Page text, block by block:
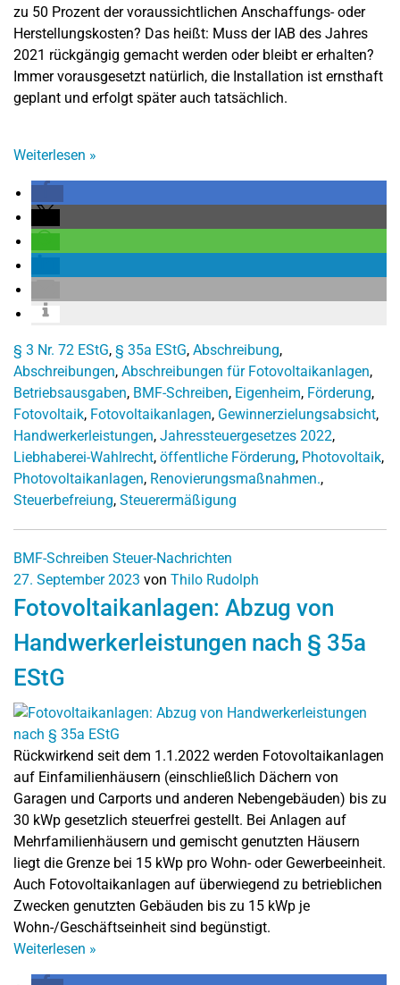
zu 50 Prozent der voraussichtlichen Anschaffungs- oder
Herstellungskosten? Das heißt: Muss der IAB des Jahres
2021 rückgängig gemacht werden oder bleibt er erhalten?
Immer vorausgesetzt natürlich, die Installation ist ernsthaft
geplant und erfolgt später auch tatsächlich.
Weiterlesen »
§ 3 Nr. 72 EStG, § 35a EStG, Abschreibung,
Abschreibungen, Abschreibungen für Fotovoltaikanlagen,
Betriebsausgaben, BMF-Schreiben, Eigenheim, Förderung,
Fotovoltaik, Fotovoltaikanlagen, Gewinnerzielungsabsicht,
Handwerkerleistungen, Jahressteuergesetzes 2022,
Liebhaberei-Wahlrecht, öffentliche Förderung, Photovoltaik,
Photovoltaikanlagen, Renovierungsmaßnahmen.,
Steuerbefreiung, Steuerermäßigung
BMF-Schreiben Steuer-Nachrichten
27. September 2023 von Thilo Rudolph
Fotovoltaikanlagen: Abzug von
Handwerkerleistungen nach § 35a
EStG
Rückwirkend seit dem 1.1.2022 werden Fotovoltaikanlagen
auf Einfamilienhäusern (einschließlich Dächern von
Garagen und Carports und anderen Nebengebäuden) bis zu
30 kWp gesetzlich steuerfrei gestellt. Bei Anlagen auf
Mehrfamilienhäusern und gemischt genutzten Häusern
liegt die Grenze bei 15 kWp pro Wohn- oder Gewerbeeinheit.
Auch Fotovoltaikanlagen auf überwiegend zu betrieblichen
Zwecken genutzten Gebäuden bis zu 15 kWp je
Wohn-/Geschäftseinheit sind begünstigt.
Weiterlesen »